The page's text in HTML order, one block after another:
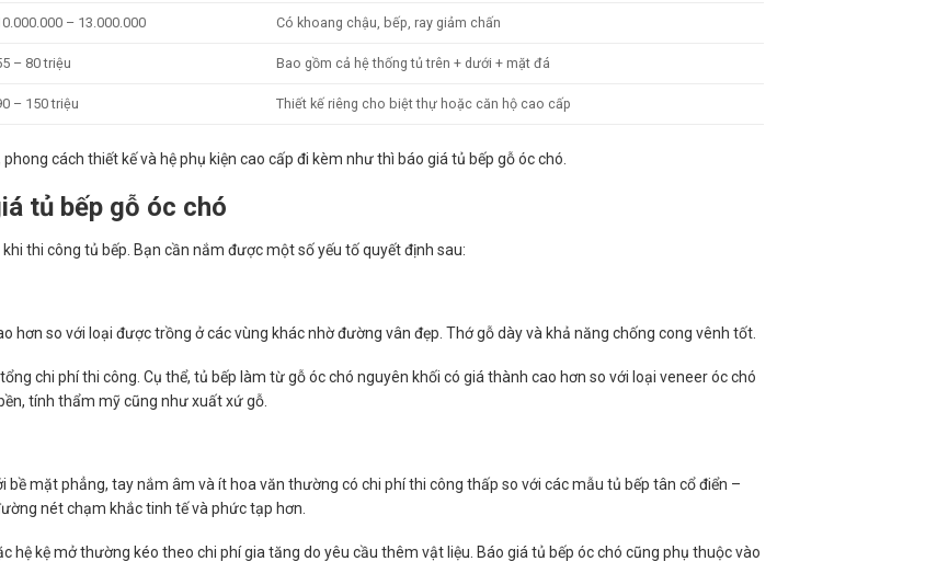
– 13.000.000 Có khoang chậu, bếp, ray giảm chấn
– 80 triệu Bao gồm cả hệ thống tủ trên + dưới + mặt đá
– 150 triệu Thiết kế riêng cho biệt thự hoặc căn hộ cao cấp
cách thiết kế và hệ phụ kiện cao cấp đi kèm như thì báo giá tủ bếp gỗ óc chó.
tủ bếp gỗ óc chó
thi công tủ bếp. Bạn cần nắm được một số yếu tố quyết định sau:
hơn so với loại được trồng ở các vùng khác nhờ đường vân đẹp. Thớ gỗ dày và khả năng chống cong vênh tốt.
chi phí thi công. Cụ thể, tủ bếp làm từ gỗ óc chó nguyên khối có giá thành cao hơn so với loại veneer óc chó
tính thẩm mỹ cũng như xuất xứ gỗ.
bề mặt phẳng, tay nắm âm và ít hoa văn thường có chi phí thi công thấp so với các mẫu tủ bếp tân cổ điển –
nét chạm khắc tinh tế và phức tạp hơn.
hệ kệ mở thường kéo theo chi phí gia tăng do yêu cầu thêm vật liệu. Báo giá tủ bếp óc chó cũng phụ thuộc vào